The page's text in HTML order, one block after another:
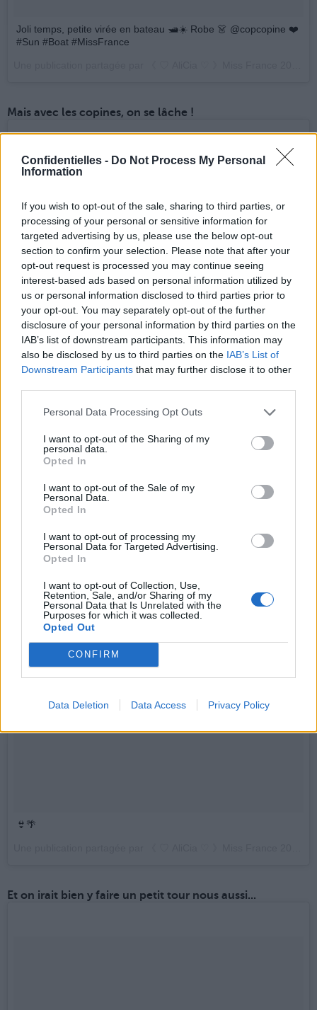
Confidentielles - Do Not Process My Personal
Information
If you wish to opt-out of the sale, sharing to third parties, or
processing of your personal or sensitive information for
targeted advertising by us, please use the below opt-out
section to confirm your selection. Please note that after your
opt-out request is processed you may continue seeing
interest-based ads based on personal information utilized by
us or personal information disclosed to third parties prior to
your opt-out. You may separately opt-out of the further
disclosure of your personal information by third parties on the
IAB’s list of downstream participants. This information may
also be disclosed by us to third parties on the IAB’s List of
Downstream Participants that may further disclose it to other
Personal Data Processing Opt Outs
I want to opt-out of the Sharing of my
personal data.
Opted In
I want to opt-out of the Sale of my
Personal Data.
Opted In
I want to opt-out of processing my
Personal Data for Targeted Advertising.
Opted In
I want to opt-out of Collection, Use,
Retention, Sale, and/or Sharing of my
Personal Data that Is Unrelated with the
Purposes for which it was collected.
Opted Out
CONFIRM
Data Deletion Data Access Privacy Policy
Joli temps, petite virée en bateau 🛥☀️ Robe 👗 @copcopine ❤️
#Sun #Boat #MissFrance
Mais avec les copines, on se lâche !
My Team ❤👙 #Miss #Girls #Sea
👙🌴
Et on irait bien y faire un petit tour nous aussi...